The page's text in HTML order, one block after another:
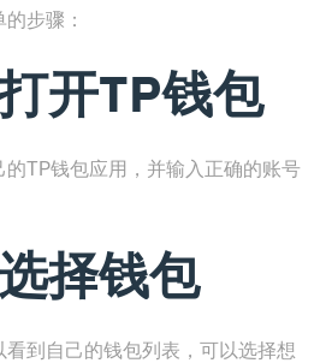
步骤：
开TP钱包
TP钱包应用，并输入正确的账号
择钱包
到自己的钱包列表，可以选择想